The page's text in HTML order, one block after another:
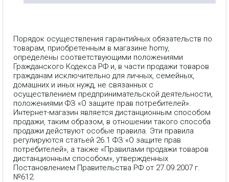
Порядок осуществления гарантийных обязательств по
товарам, приобретенным в магазине homy,
определены соответствующими положениями
Гражданского Кодекса РФ и, в части продажи товаров
гражданам исключительно для личных, семейных,
домашних и иных нужд, не связанных с
осуществлением предпринимательской деятельности,
положениями ФЗ «О защите прав потребителей».
Интернет-магазин является дистанционным способом
продажи, таким образом, в отношении такого способа
продажи действуют особые правила. Эти правила
регулируются статьей 26.1 ФЗ «О защите прав
потребителей», а также «Правилами продажи товаров
дистанционным способом», утвержденных
Постановлением Правительства РФ от 27.09.2007 г.
№612.